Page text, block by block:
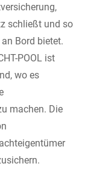
schließt und so
Bord bietet.
POOL ist
wo es
machen. Die